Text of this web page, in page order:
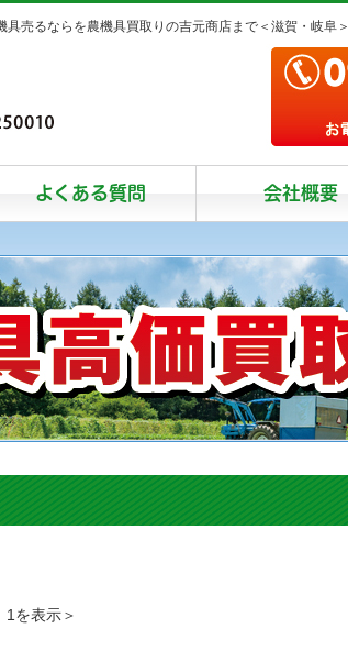
売るならを農機具買取りの吉元商店まで＜滋賀・岐阜＞
よくある質問 会社概要
1を表示＞